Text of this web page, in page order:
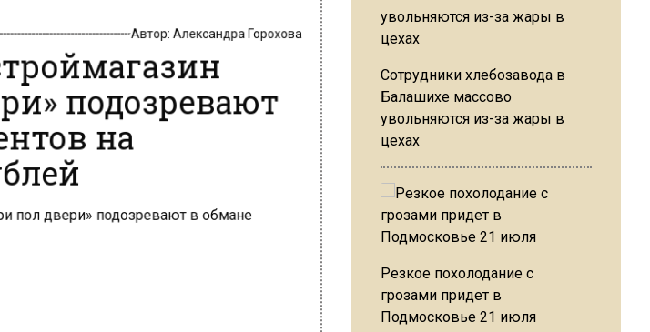
подозревают
на
Сотрудники хлебозавода в
Балашихе массово
увольняются из-за жары в
цехах
Резкое похолодание с
грозами придет в
Подмосковье 21 июля